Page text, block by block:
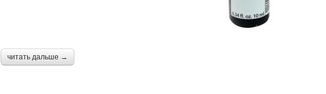
читать дальше →